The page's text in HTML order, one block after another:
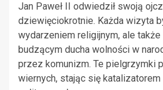
Jan Paweł II odwiedził swoją
dziewięciokrotnie. Każda wizyta
wydarzeniem religijnym, ale
budzącym ducha wolności w
przez komunizm. Te pielgrzymki
wiernych, stając się